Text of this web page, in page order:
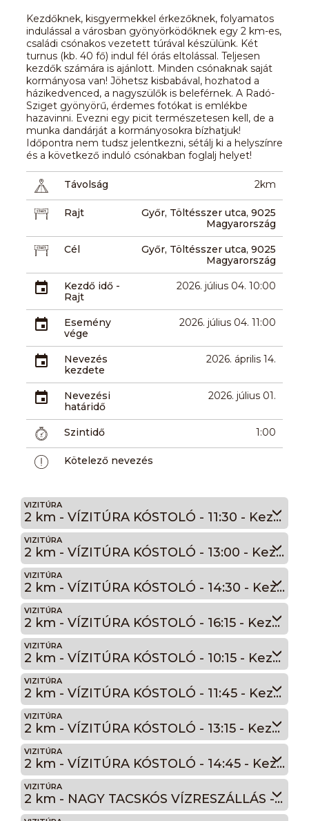
Kezdőknek, kisgyermekkel érkezőknek, folyamatos
indulással a városban gyönyörködőknek egy 2 km-es,
családi csónakos vezetett túrával készülünk. Két
turnus (kb. 40 fő) indul fél órás eltolással. Teljesen
kezdők számára is ajánlott. Minden csónaknak saját
kormányosa van! Jöhetsz kisbabával, hozhatod a
házikedvenced, a nagyszülők is beleférnek. A Radó-
Sziget gyönyörű, érdemes fotókat is emlékbe
hazavinni. Evezni egy picit természetesen kell, de a
munka dandárját a kormányosokra bízhatjuk!
Időpontra nem tudsz jelentkezni, sétálj ki a helyszínre
és a következő induló csónakban foglalj helyet!
Távolság 2km
Rajt
Győr, Töltésszer utca, 9025
Magyarország
Cél
Győr, Töltésszer utca, 9025
Magyarország
Kezdő idő -
Rajt
2026. július 04. 10:00
Esemény
vége
2026. július 04. 11:00
Nevezés
kezdete
2026. április 14.
Nevezési
határidő
2026. július 01.
Szintidő 1:00
Kötelező nevezés
VIZITÚRA
2 km - VÍZITÚRA KÓSTOLÓ - 11:30 - Kezdőknek és kisgyermekeseknek aprócska vízitúra - Radó-sziget kerülés - "A" turnus.
VIZITÚRA
2 km - VÍZITÚRA KÓSTOLÓ - 13:00 - Kezdőknek és kisgyermekeseknek aprócska vízitúra - Radó-sziget kerülés - "A" turnus.
VIZITÚRA
2 km - VÍZITÚRA KÓSTOLÓ - 14:30 - Kezdőknek és kisgyermekeseknek aprócska vízitúra - Radó-sziget kerülés - "A" turnus.
VIZITÚRA
2 km - VÍZITÚRA KÓSTOLÓ - 16:15 - Kezdőknek és kisgyermekeseknek aprócska vízitúra - Radó-sziget kerülés - "A" turnus.
VIZITÚRA
2 km - VÍZITÚRA KÓSTOLÓ - 10:15 - Kezdőknek és kisgyermekeseknek aprócska vízitúra - Radó-sziget kerülés - "B" turnus.
VIZITÚRA
2 km - VÍZITÚRA KÓSTOLÓ - 11:45 - Kezdőknek és kisgyermekeseknek aprócska vízitúra - Radó-sziget kerülés - "B" turnus.
VIZITÚRA
2 km - VÍZITÚRA KÓSTOLÓ - 13:15 - Kezdőknek és kisgyermekeseknek aprócska vízitúra - Radó-sziget kerülés - "B" turnus.
VIZITÚRA
2 km - VÍZITÚRA KÓSTOLÓ - 14:45 - Kezdőknek és kisgyermekeseknek aprócska vízitúra - Radó-sziget kerülés - "B" turnus.
VIZITÚRA
2 km - NAGY TACSKÓS VÍZRESZÁLLÁS - 16:15